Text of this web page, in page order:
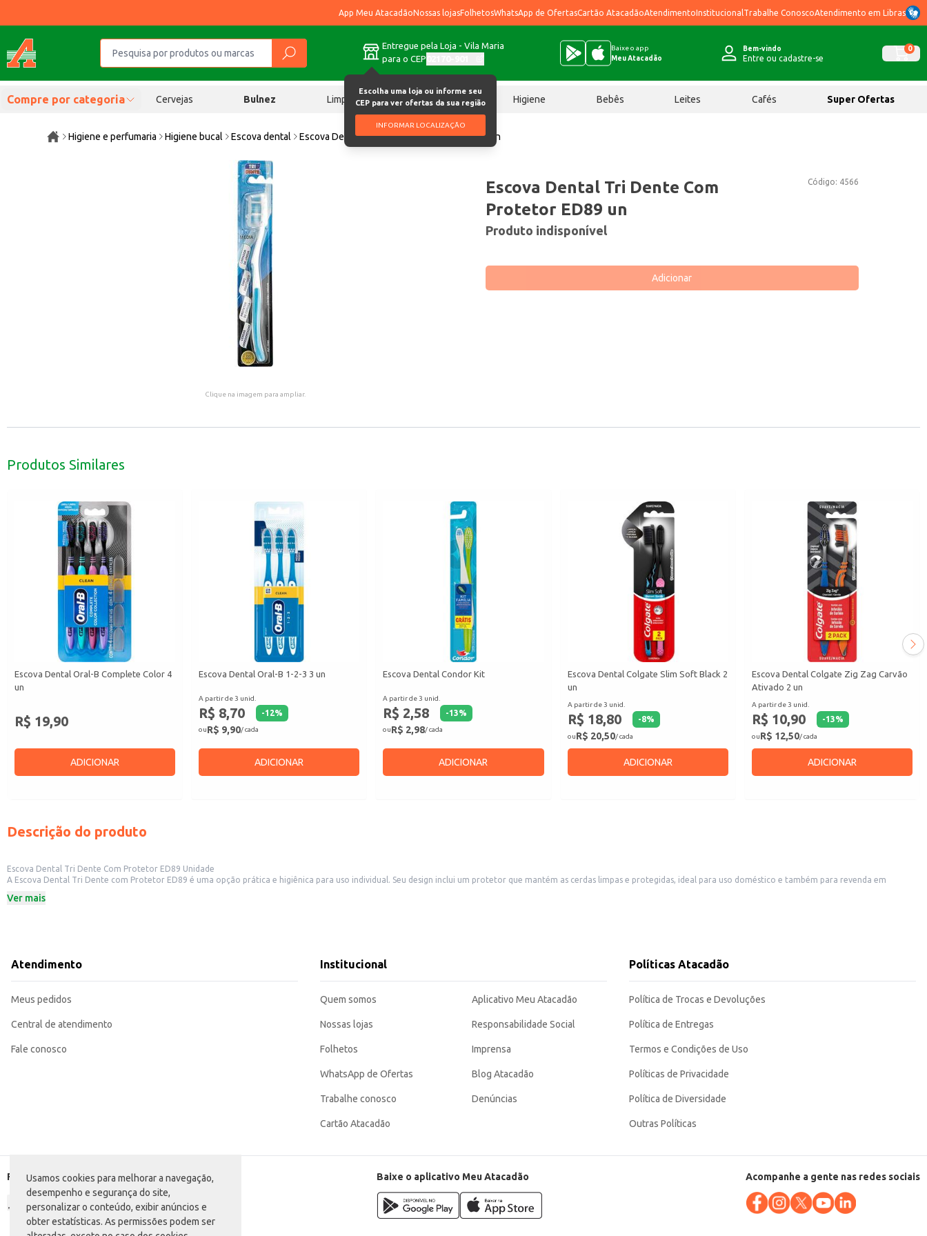
Usamos cookies para melhorar a navegação,
desempenho e segurança do site,
personalizar o conteúdo, exibir anúncios e
obter estatísticas. As permissões podem ser
App Meu AtacadãoNossas lojasFolhetosWhatsApp de OfertasCartão AtacadãoAtendimentoInstitucional Trabalhe ConoscoAtendimento em Libras
Entregue pela Loja - Vila Maria
para o CEP
Escolha uma loja ou informe seu
CEP para ver ofertas da sua região
INFORMAR LOCALIZAÇÃO
Baixe o app
Meu Atacadão
Bem-vindo
Entre ou cadastre-se
0
Compre por categoria Cervejas Bulnez Limpeza Chocolates Higiene Bebês Leites Cafés Super Ofertas
Higiene e perfumaria Higiene bucal Escova dental Escova Dental Tri Dente Com Protetor ED89 un
Clique na imagem para ampliar.
Código: 4566
Escova Dental Tri Dente Com
Protetor ED89 un
Produto indisponível
Adicionar
Produtos Similares
Escova Dental Oral-B Complete Color 4
un
R$ 19,90
ADICIONAR
Escova Dental Oral-B 1-2-3 3 un
A partir de 3 unid.
R$ 8,70 -12%
ouR$ 9,90/ cada
ADICIONAR
Escova Dental Condor Kit
A partir de 3 unid.
R$ 2,58 -13%
ouR$ 2,98/ cada
ADICIONAR
Escova Dental Colgate Slim Soft Black 2
un
A partir de 3 unid.
R$ 18,80 -8%
ouR$ 20,50/ cada
ADICIONAR
Escova Dental Colgate Zig Zag Carvão
Ativado 2 un
A partir de 3 unid.
R$ 10,90 -13%
ouR$ 12,50/ cada
ADICIONAR
Descrição do produto
Escova Dental Tri Dente Com Protetor ED89 Unidade
A Escova Dental Tri Dente com Protetor ED89 é uma opção prática e higiênica para uso individual. Seu design inclui um protetor que mantém as cerdas limpas e protegidas, ideal para uso doméstico e também para revenda em
Dicas de Uso:
Departamento: Higiene e perfumaria
Categoria: Escova dental
Ver mais
Atendimento
Meus pedidos
Central de atendimento
Fale conosco
Institucional
Quem somos
Nossas lojas
Folhetos
WhatsApp de Ofertas
Trabalhe conosco
Cartão Atacadão
Aplicativo Meu Atacadão
Responsabilidade Social
Imprensa
Blog Atacadão
Denúncias
Políticas Atacadão
Política de Trocas e Devoluções
Política de Entregas
Termos e Condições de Uso
Políticas de Privacidade
Política de Diversidade
Outras Políticas
Formas de pagamento Baixe o aplicativo Meu Atacadão Acompanhe a gente nas redes sociais